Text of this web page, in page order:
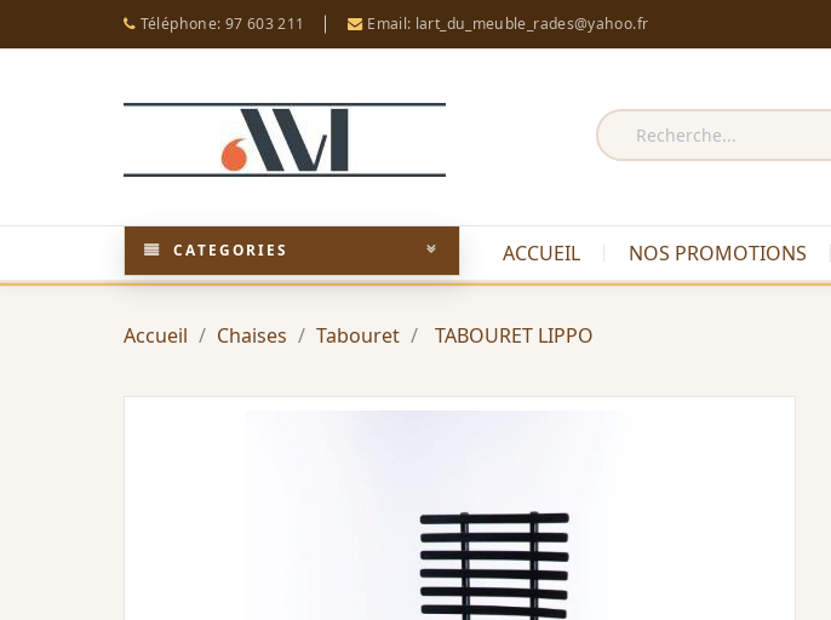
Téléphone: 97 603 211 Email: lart_du_meuble_rades@yahoo.fr
CATEGORIES ACCUEIL NOS PROMOTIONS
Accueil Chaises Tabouret TABOURET LIPPO